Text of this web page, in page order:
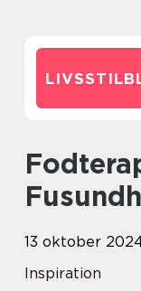
Fodterapeut: Din Ally for
13 oktober
Inspiration